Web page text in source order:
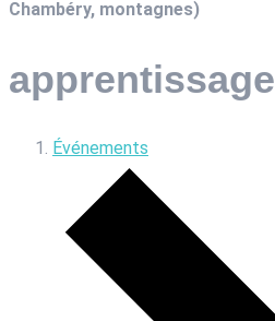
Chambéry, montagnes)
apprentissage
Événements